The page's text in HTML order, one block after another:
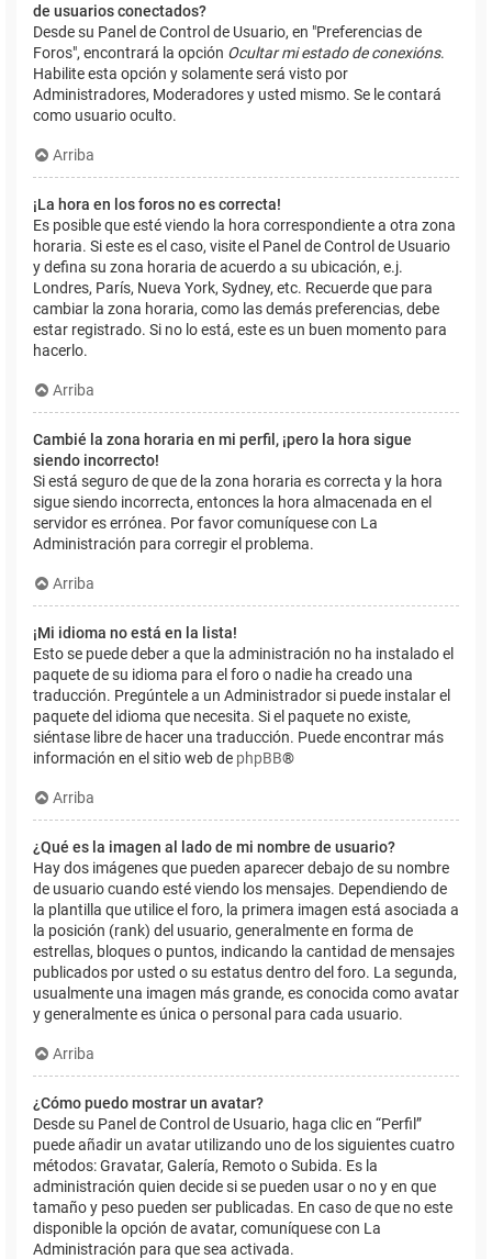
de usuarios conectados?
Desde su Panel de Control de Usuario, en "Preferencias de
Foros", encontrará la opción Ocultar mi estado de conexións.
Habilite esta opción y solamente será visto por
Administradores, Moderadores y usted mismo. Se le contará
como usuario oculto.
Arriba
¡La hora en los foros no es correcta!
Es posible que esté viendo la hora correspondiente a otra zona
horaria. Si este es el caso, visite el Panel de Control de Usuario
y defina su zona horaria de acuerdo a su ubicación, e.j.
Londres, París, Nueva York, Sydney, etc. Recuerde que para
cambiar la zona horaria, como las demás preferencias, debe
estar registrado. Si no lo está, este es un buen momento para
hacerlo.
Arriba
Cambié la zona horaria en mi perfil, ¡pero la hora sigue
siendo incorrecto!
Si está seguro de que de la zona horaria es correcta y la hora
sigue siendo incorrecta, entonces la hora almacenada en el
servidor es errónea. Por favor comuníquese con La
Administración para corregir el problema.
Arriba
¡Mi idioma no está en la lista!
Esto se puede deber a que la administración no ha instalado el
paquete de su idioma para el foro o nadie ha creado una
traducción. Pregúntele a un Administrador si puede instalar el
paquete del idioma que necesita. Si el paquete no existe,
siéntase libre de hacer una traducción. Puede encontrar más
información en el sitio web de phpBB®
Arriba
¿Qué es la imagen al lado de mi nombre de usuario?
Hay dos imágenes que pueden aparecer debajo de su nombre
de usuario cuando esté viendo los mensajes. Dependiendo de
la plantilla que utilice el foro, la primera imagen está asociada a
la posición (rank) del usuario, generalmente en forma de
estrellas, bloques o puntos, indicando la cantidad de mensajes
publicados por usted o su estatus dentro del foro. La segunda,
usualmente una imagen más grande, es conocida como avatar
y generalmente es única o personal para cada usuario.
Arriba
¿Cómo puedo mostrar un avatar?
Desde su Panel de Control de Usuario, haga clic en “Perfil”
puede añadir un avatar utilizando uno de los siguientes cuatro
métodos: Gravatar, Galería, Remoto o Subida. Es la
administración quien decide si se pueden usar o no y en que
tamaño y peso pueden ser publicadas. En caso de que no este
disponible la opción de avatar, comuníquese con La
Administración para que sea activada.